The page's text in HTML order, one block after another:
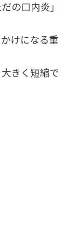
の口内炎」
けになる重
きく短縮で